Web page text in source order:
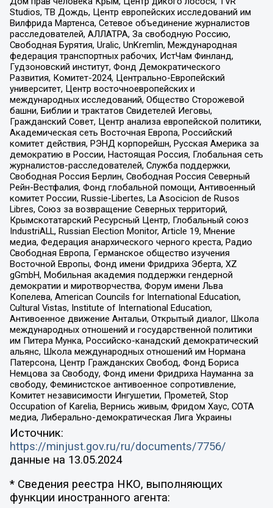
Studios, ТВ Дождь, Центр европейских исследований им
Вилфрида Мартенса, Сетевое объединение журналистов
расследователей, АЛЛАТРА, За свободную Россию,
Свободная Бурятия, Uralic, UnKremlin, Международная
федерация транспортных рабочих, ИстЧам Финланд,
Гудзоновский институт, Фонд Демократического
Развития, Комитет-2024, Центрально-Европейский
университет, Центр восточноевропейских и
международных исследований, Общество Сторожевой
башни, Библии и трактатов Свидетелей Иеговы,
Гражданский Совет, Центр анализа европейской политики,
Академическая сеть Восточная Европа, Российский
комитет действия, РЭНД корпорейшн, Русская Америка за
демократию в России, Настоящая Россия, Глобальная сеть
журналистов-расследователей, Служба поддержки,
Свободная Россия Берлин, Свободная Россия Северный
Рейн-Вестфалия, Фонд глобальной помощи, Антивоенный
комитет России, Russie-Libertes, La Asocicion de Rusos
Libres, Союз за возвращение Северных территорий,
Крымскотатарский Ресурсный Центр, Глобальный союз
IndustriALL, Russian Election Monitor, Article 19, Мнение
медиа, Федерация анархического черного креста, Радио
Свободная Европа, Германское общество изучения
Восточной Европы, Фонд имени Фридриха Эберта, XZ
gGmbH, Мобильная академия поддержки гендерной
демократии и миротворчества, Форум имени Льва
Копелева, American Councils for International Education,
Cultural Vistas, Institute of International Education,
Антивоенное движение Антальи, Открытый диалог, Школа
международных отношений и государственной политики
им Питера Мунка, Российско-канадский демократический
альянс, Школа международных отношений им Нормана
Патерсона, Центр Гражданских Свобод, Фонд Бориса
Немцова за Свободу, Фонд имени Фридриха Науманна за
свободу, Феминистское антивоенное сопротивление,
Комитет независимости Ингушетии, Прометей, Stop
Occupation of Karelia, Вернись живым, Фридом Хаус, СОТА
медиа, Либерально-демократическая Лига Украины
Источник:
https://minjust.gov.ru/ru/documents/7756/
данные на 13.05.2024
* Сведения реестра НКО, выполняющих
функции иностранного агента: